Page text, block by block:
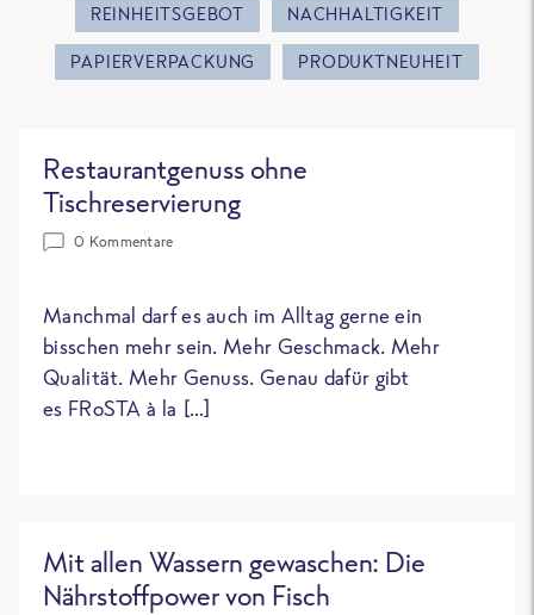
REINHEITSGEBOT NACHHALTIGKEIT
PAPIERVERPACKUNG PRODUKTNEUHEIT
Restaurantgenuss ohne
Tischreservierung
0 Kommentare
Manchmal darf es auch im Alltag gerne ein
bisschen mehr sein. Mehr Geschmack. Mehr
Qualität. Mehr Genuss. Genau dafür gibt
es FRoSTA à la […]
Mit allen Wassern gewaschen: Die
Nährstoffpower von Fisch